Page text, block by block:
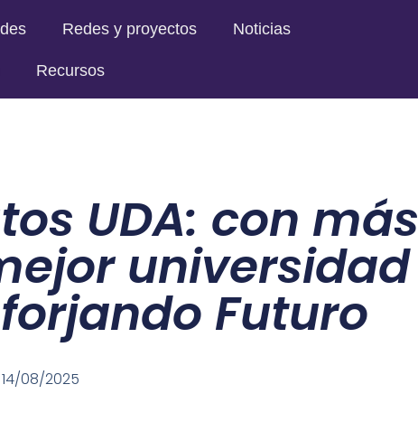
Redes y proyectos Noticias
Recursos
UDA: con más
universidad
Futuro
14/08/2025